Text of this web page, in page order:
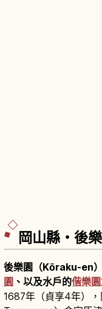
岡山縣・後
後樂園（Kōraku-en
園 、以及水戶的偕樂園
1687年（貞享4年）